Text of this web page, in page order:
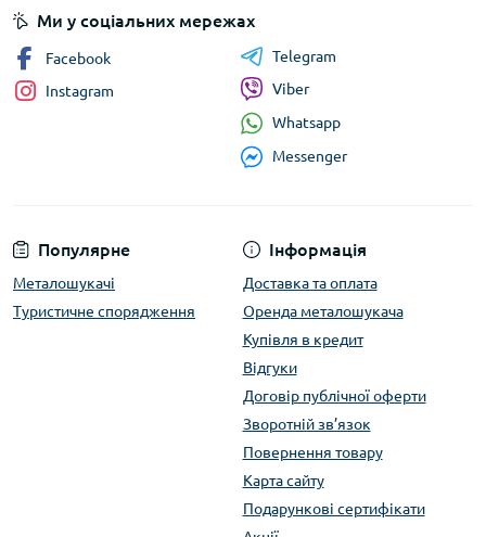
Популярне
Металошукачі
Туристичне спорядження
Інформація
Доставка та оплата
Оренда металошукача
Купівля в кредит
Відгуки
Договір публічної оферти
Зворотній зв’язок
Повернення товару
Карта сайту
Подарункові сертифікати
Ми у соціальних мережах
Facebook
Instagram
Telegram
Viber
Whatsapp
Messenger